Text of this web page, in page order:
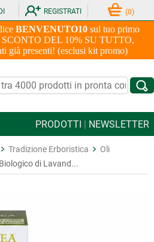
BENVENUTO10 sul tuo primo
DEL 10% SU TUTTO,
già presenti! (esclusi kit promo)
REGISTRATI (0)
PRODOTTI | NEWSLETTER
Tradizione Erboristica
Oli
di Lavand...